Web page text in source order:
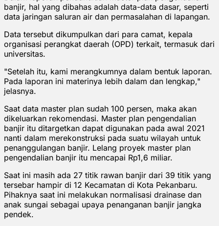
banjir, hal yang dibahas adalah data-data dasar, seperti
data jaringan saluran air dan permasalahan di lapangan.
Data tersebut dikumpulkan dari para camat, kepala
organisasi perangkat daerah (OPD) terkait, termasuk dari
universitas.
"Setelah itu, kami merangkumnya dalam bentuk laporan.
Pada laporan ini materinya lebih dalam dan lengkap,"
jelasnya.
Saat data master plan sudah 100 persen, maka akan
dikeluarkan rekomendasi. Master plan pengendalian
banjir itu ditargetkan dapat digunakan pada awal 2021
nanti dalam merekonstruksi pada suatu wilayah untuk
penanggulangan banjir. Lelang proyek master plan
pengendalian banjir itu mencapai Rp1,6 miliar.
Saat ini masih ada 27 titik rawan banjir dari 39 titik yang
tersebar hampir di 12 Kecamatan di Kota Pekanbaru.
Pihaknya saat ini melakukan normalisasi drainase dan
anak sungai sebagai upaya penanganan banjir jangka
pendek.